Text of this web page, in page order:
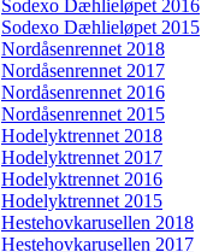
Sodexo Dæhlieløpet 2016
Sodexo Dæhlieløpet 2015
Nordåsenrennet 2018
Nordåsenrennet 2017
Nordåsenrennet 2016
Nordåsenrennet 2015
Hodelyktrennet 2018
Hodelyktrennet 2017
Hodelyktrennet 2016
Hodelyktrennet 2015
Hestehovkarusellen 2018
Hestehovkarusellen 2017